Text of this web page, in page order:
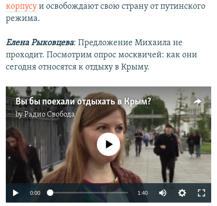
корпусу и освобождают свою страну от путинского
режима.
Елена Рыковцева: Предложение Михаила не
проходит. Посмотрим опрос москвичей: как они
сегодня относятся к отдыху в Крыму.
Вы бы поехали отдыхать в Крым?
byРадио Свобода
No media source currently available
0:00 1:40